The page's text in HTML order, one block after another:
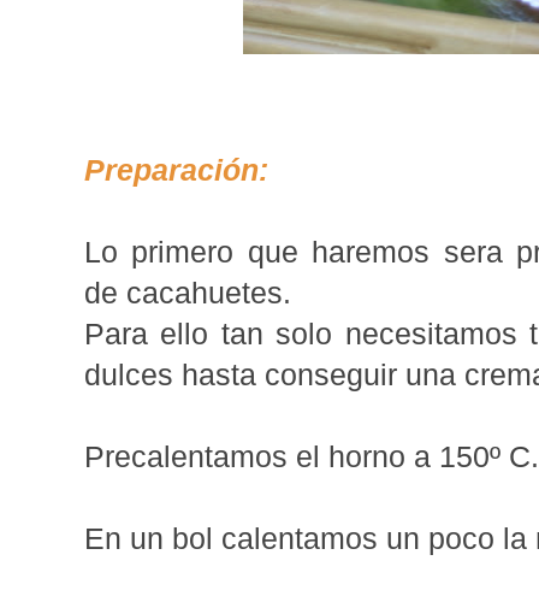
Preparación:
Lo primero que haremos sera
de cacahuetes.
Para ello tan solo necesitamos
dulces hasta conseguir una
Precalentamos el horno a 150º C.
En un bol calentamos un poco